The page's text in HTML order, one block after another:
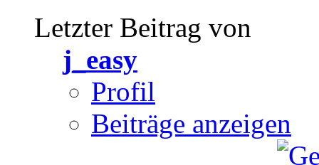
Letzter Beitrag von
j_easy
Profil
Beiträge anzeigen